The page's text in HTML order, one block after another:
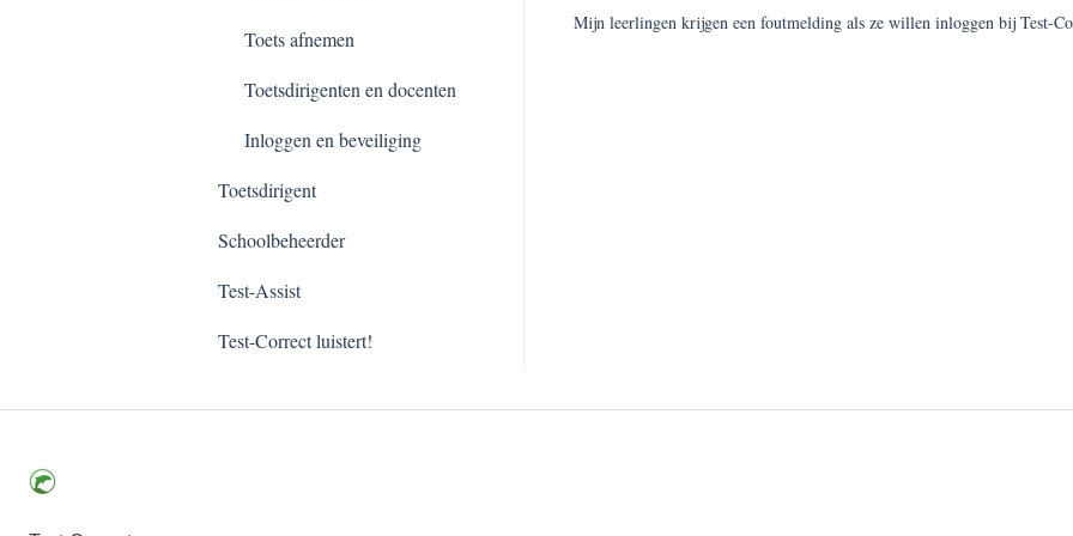
Mijn leerlingen krijgen een foutmelding als ze willen inloggen bij Test-
Toets afnemen
Toetsdirigenten en docenten
Inloggen en beveiliging
Toetsdirigent
Schoolbeheerder
Test-Assist
Test-Correct luistert!